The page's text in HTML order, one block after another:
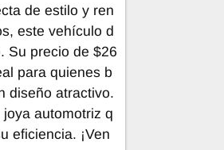
de estilo y ren
este vehículo d
Su precio de $26
para quienes b
diseño atractivo.
automotriz q
eficiencia. ¡Ven